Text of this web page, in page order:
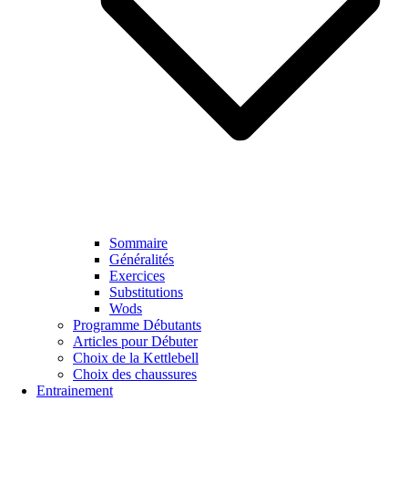
Sommaire
Généralités
Exercices
Substitutions
Wods
Programme Débutants
Articles pour Débuter
Choix de la Kettlebell
Choix des chaussures
Entrainement